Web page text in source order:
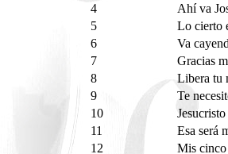
4
Ahí va
5
Lo cierto
6
Va
7
Gracias
8
Libera tu
9
Te
10
Jesucristo
11
Esa será
12
Mis cinco